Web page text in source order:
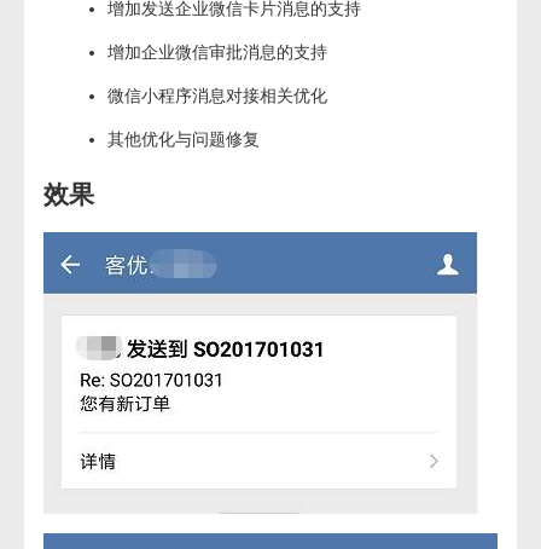
增加发送企业微信卡片消息的支持
增加企业微信审批消息的支持
微信小程序消息对接相关优化
其他优化与问题修复
效果